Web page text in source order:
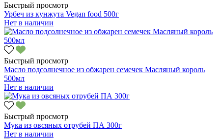
Быстрый просмотр
Урбеч из кунжута Vegan food 500г
Нет в наличии
Быстрый просмотр
Масло подсолнечное из обжарен семечек Масляный король
500мл
Нет в наличии
Быстрый просмотр
Мука из овсяных отрубей ПА 300г
Нет в наличии